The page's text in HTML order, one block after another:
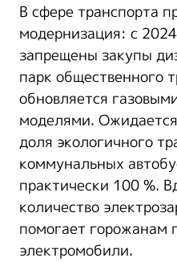
В сфере транспорта
модернизация: с
запрещены закупы
парк общественного
обновляется
моделями.
доля экологичного
коммунальных
практически 100 %.
количество
помогает горожанам
электромобили.